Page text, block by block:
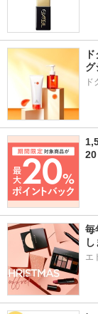
グ
ド
20
毎
エ